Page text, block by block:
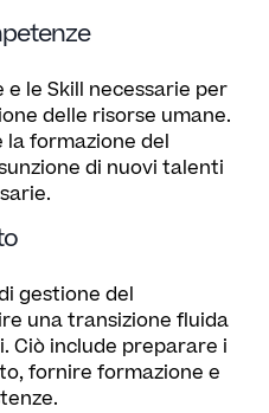
le Skill necessarie per
delle risorse umane.
formazione del
di nuovi talenti
gestione del
una transizione fluida
Ciò include preparare i
fornire formazione e